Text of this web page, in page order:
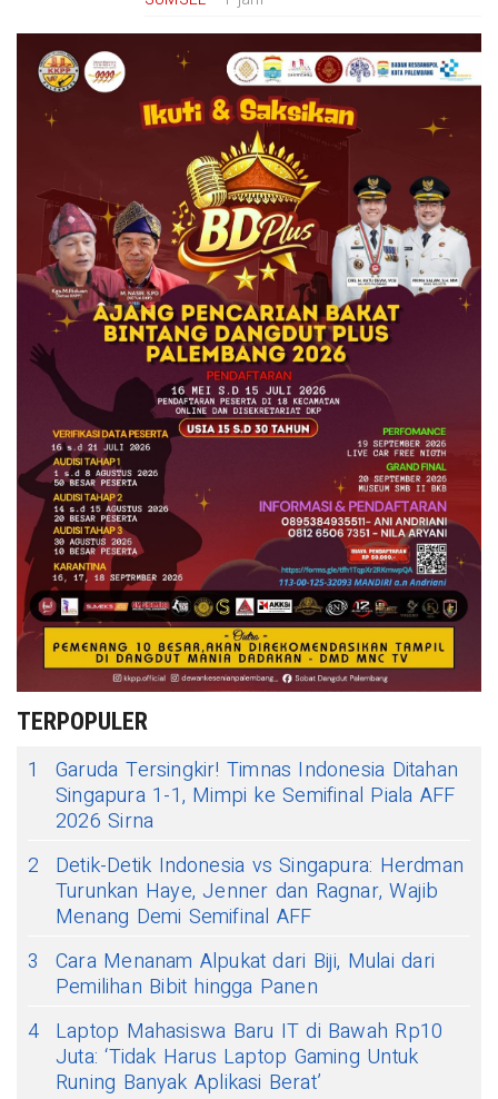
TERPOPULER
1
Garuda Tersingkir! Timnas Indonesia Ditahan
Singapura 1-1, Mimpi ke Semifinal Piala AFF
2026 Sirna
2
Detik-Detik Indonesia vs Singapura: Herdman
Turunkan Haye, Jenner dan Ragnar, Wajib
Menang Demi Semifinal AFF
3
Cara Menanam Alpukat dari Biji, Mulai dari
Pemilihan Bibit hingga Panen
4 Laptop Mahasiswa Baru IT di Bawah Rp10
Juta: ‘Tidak Harus Laptop Gaming Untuk
Runing Banyak Aplikasi Berat’